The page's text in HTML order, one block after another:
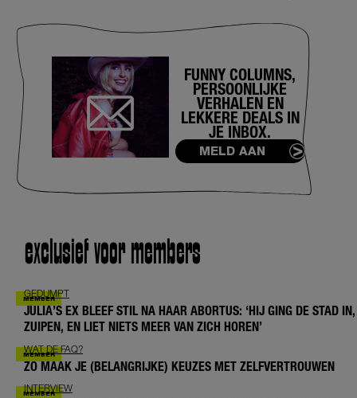
FUNNY COLUMNS,
PERSOONLIJKE
VERHALEN EN
LEKKERE DEALS IN
JE INBOX.
MELD AAN
exclusief voor members
GEDUMPT
JULIA’S EX BLEEF STIL NA HAAR ABORTUS: ‘HIJ GING DE STAD IN,
ZUIPEN, EN LIET NIETS MEER VAN ZICH HOREN’
WAT DE FAQ?
ZO MAAK JE (BELANGRIJKE) KEUZES MET ZELFVERTROUWEN
INTERVIEW